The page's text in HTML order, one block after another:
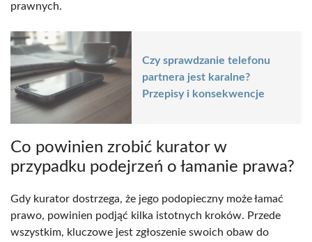
prawnych.
Czy sprawdzanie telefonu
partnera jest karalne?
Przepisy i konsekwencje
Co powinien zrobić kurator w
przypadku podejrzeń o łamanie prawa?
Gdy kurator dostrzega, że jego podopieczny może łamać
prawo, powinien podjąć kilka istotnych kroków. Przede
wszystkim, kluczowe jest zgłoszenie swoich obaw do